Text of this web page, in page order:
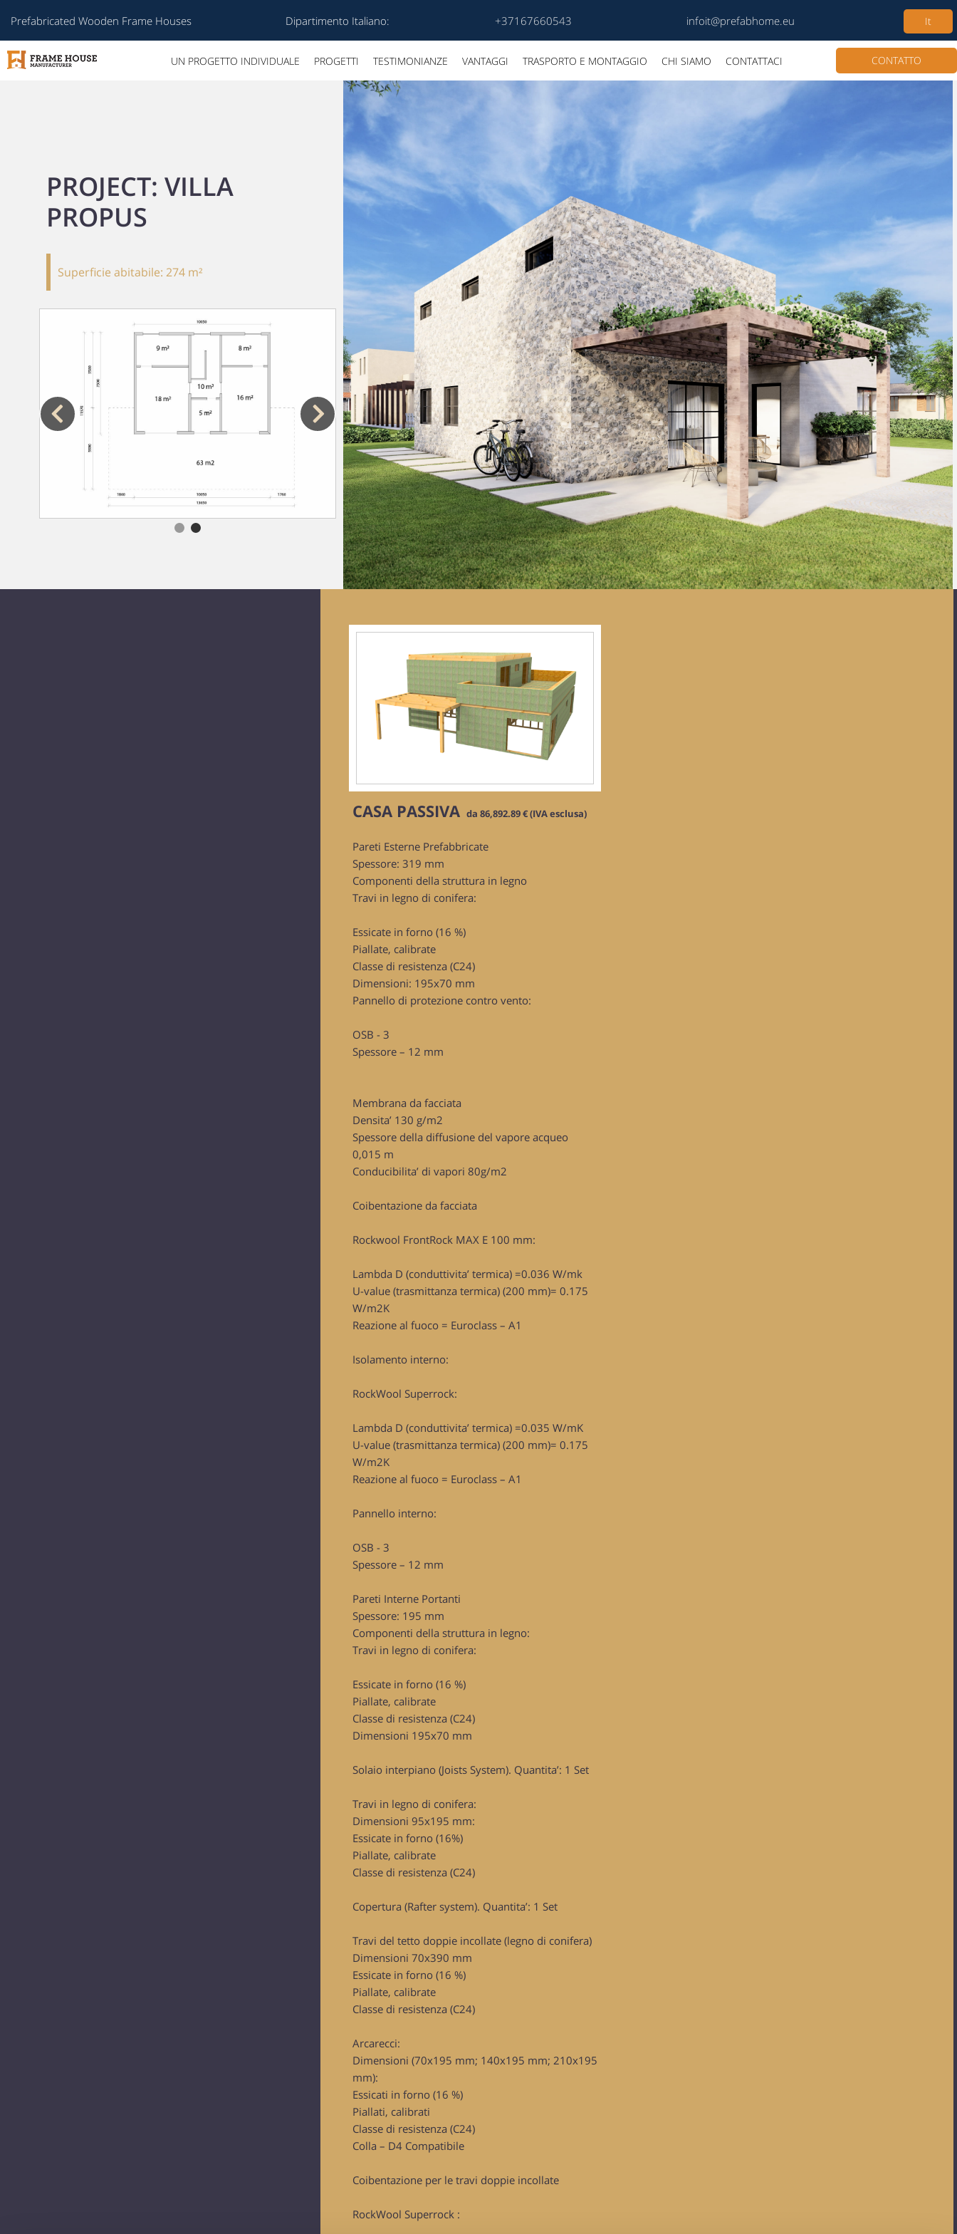
Prefabricated Wooden Frame Houses Dipartimento Italiano: +37167660543 infoit@prefabhome.eu It
UN PROGETTO INDIVIDUALE PROGETTI TESTIMONIANZE VANTAGGI TRASPORTO E MONTAGGIO CHI SIAMO CONTATTACI CONTATTO
PROJECT: VILLA
PROPUS
Superficie abitabile: 274 m²
CASA PASSIVA da 86,892.89 € (IVA esclusa)
Pareti Esterne Prefabbricate
Spessore: 319 mm
Componenti della struttura in legno
Travi in legno di conifera:
Essicate in forno (16 %)
Piallate, calibrate
Classe di resistenza (C24)
Dimensioni: 195x70 mm
Pannello di protezione contro vento:
OSB - 3
Spessore – 12 mm
Membrana da facciata
Densita’ 130 g/m2
Spessore della diffusione del vapore acqueo
0,015 m
Conducibilita’ di vapori 80g/m2
Coibentazione da facciata
Rockwool FrontRock MAX E 100 mm:
Lambda D (conduttivita’ termica) =0.036 W/mk
U-value (trasmittanza termica) (200 mm)= 0.175
W/m2K
Reazione al fuoco = Euroclass – A1
Isolamento interno:
RockWool Superrock:
Lambda D (conduttivita’ termica) =0.035 W/mK
U-value (trasmittanza termica) (200 mm)= 0.175
W/m2K
Reazione al fuoco = Euroclass – A1
Pannello interno:
OSB - 3
Spessore – 12 mm
Pareti Interne Portanti
Spessore: 195 mm
Componenti della struttura in legno:
Travi in legno di conifera:
Essicate in forno (16 %)
Piallate, calibrate
Classe di resistenza (C24)
Dimensioni 195x70 mm
Solaio interpiano (Joists System). Quantita’: 1 Set
Travi in legno di conifera:
Dimensioni 95x195 mm:
Essicate in forno (16%)
Piallate, calibrate
Classe di resistenza (C24)
Copertura (Rafter system). Quantita’: 1 Set
Travi del tetto doppie incollate (legno di conifera)
Dimensioni 70x390 mm
Essicate in forno (16 %)
Piallate, calibrate
Classe di resistenza (C24)
Arcarecci:
Dimensioni (70x195 mm; 140x195 mm; 210x195
mm):
Essicati in forno (16 %)
Piallati, calibrati
Classe di resistenza (C24)
Colla – D4 Compatibile
Coibentazione per le travi doppie incollate
RockWool Superrock :